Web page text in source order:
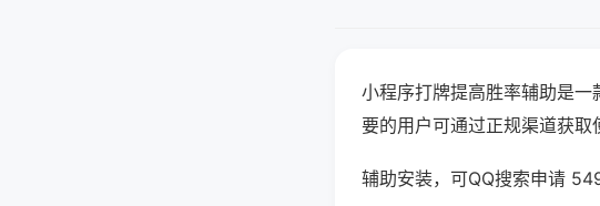
小程序打牌提高胜率辅助是一
要的用户可通过正规渠道获取
辅助安装，可QQ搜索申请